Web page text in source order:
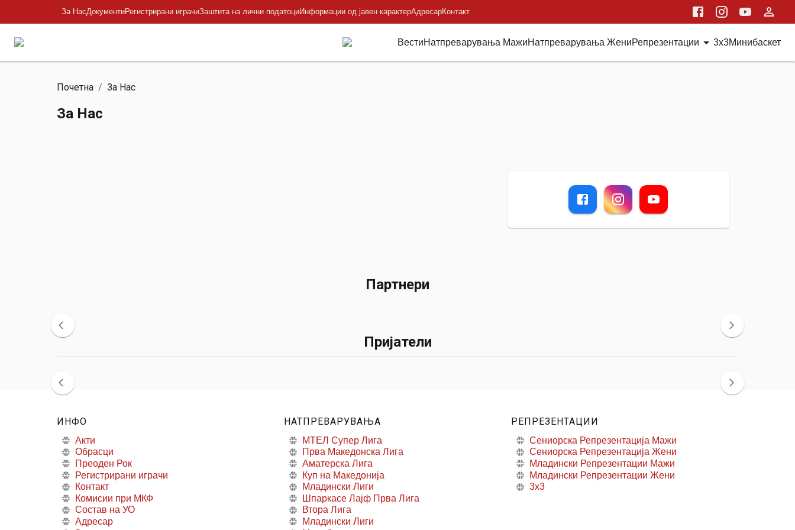
За НасДокументиРегистрирани играчиЗаштита на лични податоциИнформации од јавен карактерАдресарКонтакт
ВестиНатпреварувања МажиНатпреварувања ЖениРепрезентации 3x3Минибаскет
Почетна / За Нас
За Нас
Партнери
Пријатели
ИНФО
Акти
Обрасци
Преоден Рок
Регистрирани играчи
Контакт
Комисии при МКФ
Состав на УО
Адресар
НАТПРЕВАРУВАЊА
МТЕЛ Супер Лига
Прва Македонска Лига
Аматерска Лига
Куп на Македонија
Младински Лиги
Шпаркасе Лајф Прва Лига
Втора Лига
Младински Лиги
РЕПРЕЗЕНТАЦИИ
Сениорска Репрезентација Мажи
Сениорска Репрезентација Жени
Младински Репрезентации Мажи
Младински Репрезентации Жени
3x3